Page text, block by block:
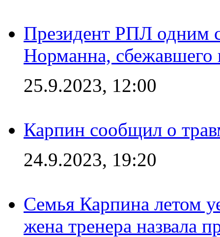
Президент РПЛ одним
Норманна, сбежавшего
25.9.2023, 12:00
Карпин сообщил о
24.9.2023, 19:20
Семья Карпина летом
жена тренера назвала